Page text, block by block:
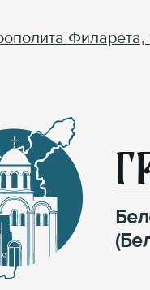
Филарета,